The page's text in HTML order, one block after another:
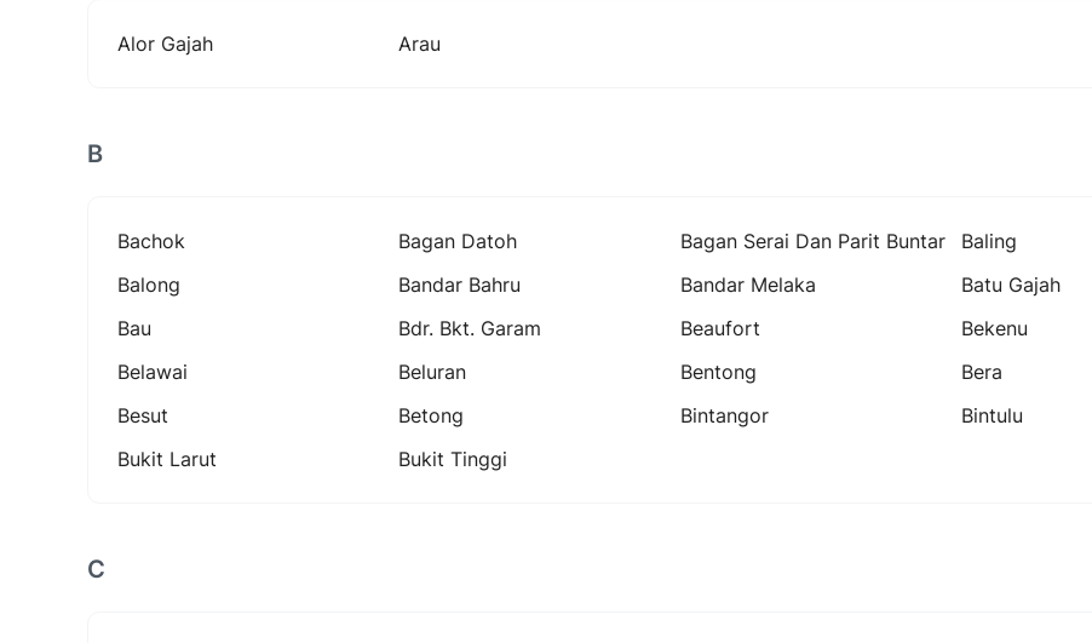
Alor Gajah Arau
B
Bachok Bagan Datoh Bagan Serai Dan Parit Buntar Baling
Balong
Bandar Bahru Bandar Melaka Batu Gajah
Bau
Bdr. Bkt. Garam Beaufort Bekenu
Belawai
Beluran Bentong Bera
Besut
Betong Bintangor Bintulu
Bukit Larut
Bukit Tinggi
C